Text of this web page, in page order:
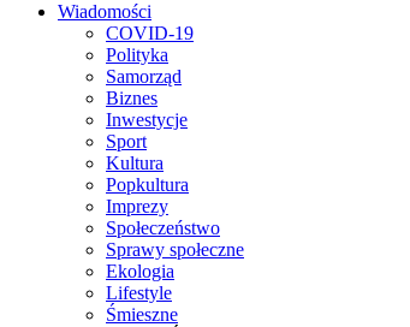
Wiadomości
COVID-19
Polityka
Samorząd
Biznes
Inwestycje
Sport
Kultura
Popkultura
Imprezy
Społeczeństwo
Sprawy społeczne
Ekologia
Lifestyle
Śmieszne